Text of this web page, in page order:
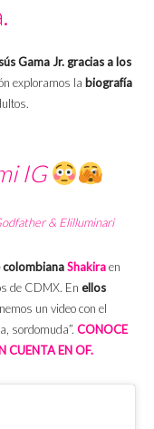
Gama Jr. gracias a los
exploramos la biografía
IG
& Elilluminari
colombianaShakiraen
de CDMX. En ellos
un video con el
sordomuda”. CONOCE
CUENTA EN OF.